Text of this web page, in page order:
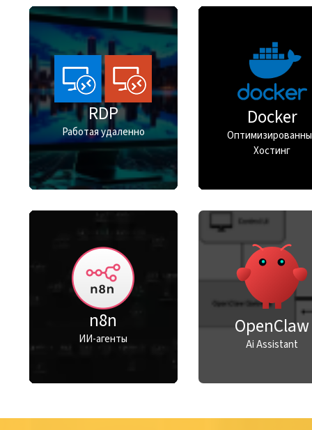
RDP
Работая удаленно
Docker
Хостинг
n8n
ИИ-агенты OpenClaw
Ai Assistant